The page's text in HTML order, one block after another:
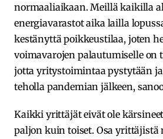
normaaliaikaan. Meillä kaikilla
energiavarastot aika lailla
kestänyttä poikkeustilaa, joten
voimavarojen palautumiselle on
jotta yritystoimintaa pystytään
teholla pandemian jälkeen,
Kaikki yrittäjät eivät ole
paljon kuin toiset. Osa